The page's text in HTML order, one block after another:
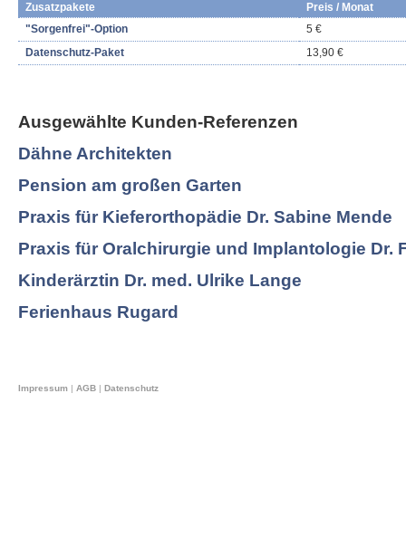
Zusatzpakete
Preis / Monat
"Sorgenfrei"-Option
5 €
Datenschutz-Paket
13,90 €
Ausgewählte Kunden-Referenzen
Dähne Architekten
Pension am großen Garten
Praxis für Kieferorthopädie Dr. Sabine Mende
Praxis für Oralchirurgie und Implantologie Dr.
Kinderärztin Dr. med. Ulrike Lange
Ferienhaus Rugard
Impressum | AGB | Datenschutz